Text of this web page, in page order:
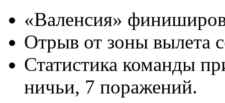
«Валенсия»
Отрыв от зоны вылета
Статистика команды
ничьи, 7 поражений.